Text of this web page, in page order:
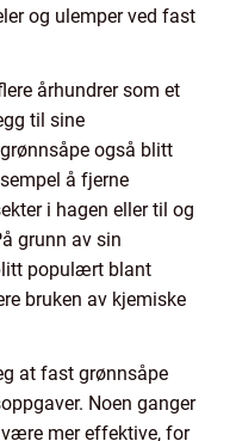
og ulemper ved fast
århundrer som et
til sine
også blitt
å fjerne
i hagen eller til og
grunn av sin
populært blant
bruken av kjemiske
at fast grønnsåpe
Noen ganger
mer effektive, for